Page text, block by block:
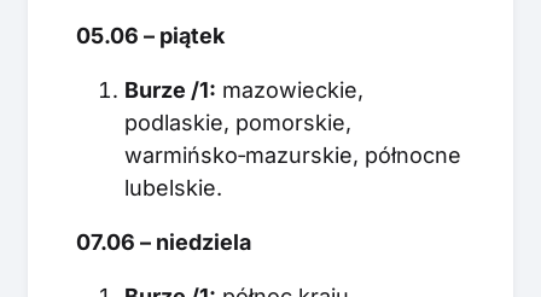
05.06 – piątek
Burze /1: mazowieckie,
podlaskie, pomorskie,
warmińsko‑mazurskie, północne
lubelskie.
07.06 – niedziela